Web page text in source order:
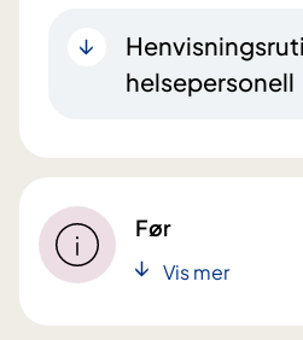
helsepersonell
Før
Vis mer